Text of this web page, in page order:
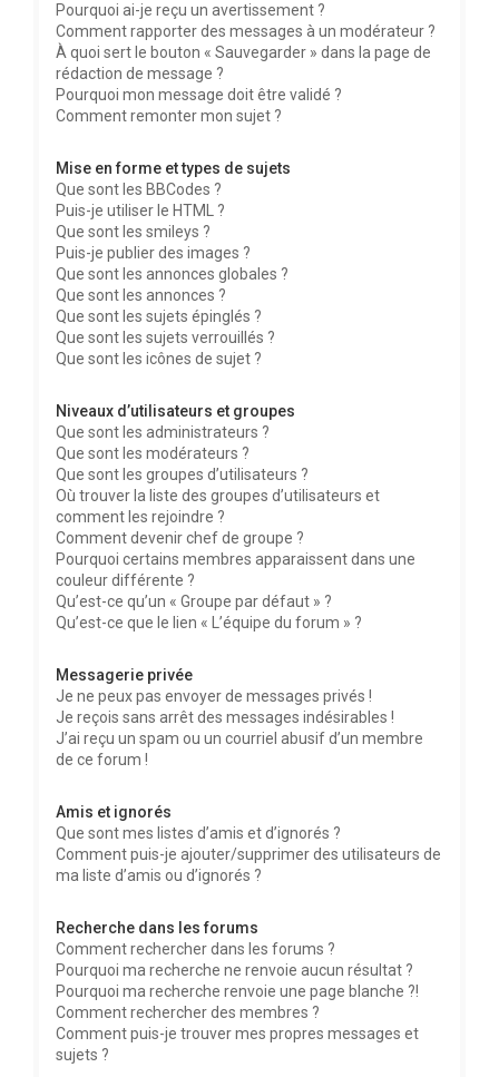
Pourquoi ai-je reçu un avertissement ?
Comment rapporter des messages à un modérateur ?
À quoi sert le bouton « Sauvegarder » dans la page de
rédaction de message ?
Pourquoi mon message doit être validé ?
Comment remonter mon sujet ?
Mise en forme et types de sujets
Que sont les BBCodes ?
Puis-je utiliser le HTML ?
Que sont les smileys ?
Puis-je publier des images ?
Que sont les annonces globales ?
Que sont les annonces ?
Que sont les sujets épinglés ?
Que sont les sujets verrouillés ?
Que sont les icônes de sujet ?
Niveaux d’utilisateurs et groupes
Que sont les administrateurs ?
Que sont les modérateurs ?
Que sont les groupes d’utilisateurs ?
Où trouver la liste des groupes d’utilisateurs et
comment les rejoindre ?
Comment devenir chef de groupe ?
Pourquoi certains membres apparaissent dans une
couleur différente ?
Qu’est-ce qu’un « Groupe par défaut » ?
Qu’est-ce que le lien « L’équipe du forum » ?
Messagerie privée
Je ne peux pas envoyer de messages privés !
Je reçois sans arrêt des messages indésirables !
J’ai reçu un spam ou un courriel abusif d’un membre
de ce forum !
Amis et ignorés
Que sont mes listes d’amis et d’ignorés ?
Comment puis-je ajouter/supprimer des utilisateurs de
ma liste d’amis ou d’ignorés ?
Recherche dans les forums
Comment rechercher dans les forums ?
Pourquoi ma recherche ne renvoie aucun résultat ?
Pourquoi ma recherche renvoie une page blanche ?!
Comment rechercher des membres ?
Comment puis-je trouver mes propres messages et
sujets ?